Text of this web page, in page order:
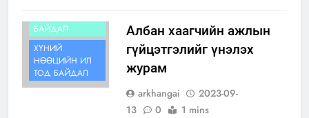
БАЙДАЛ
ХҮНИЙ
НӨӨЦИЙН ИЛ
ТОД БАЙДАЛ
Албан хаагчийн ажлын
гүйцэтгэлийг үнэлэх
журам
arkhangai
2023-09-
13
0
1 mins